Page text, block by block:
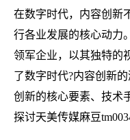
在数字时代，内容创新
行各业发展的核心动力
领军企业，以其独特的
了数字时代?内容创新
创新的核心要素、技术
探讨天美传媒麻豆